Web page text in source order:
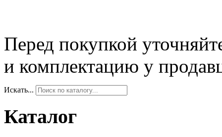
Перед покупкой
и комплектацию у
Искать...
Каталог